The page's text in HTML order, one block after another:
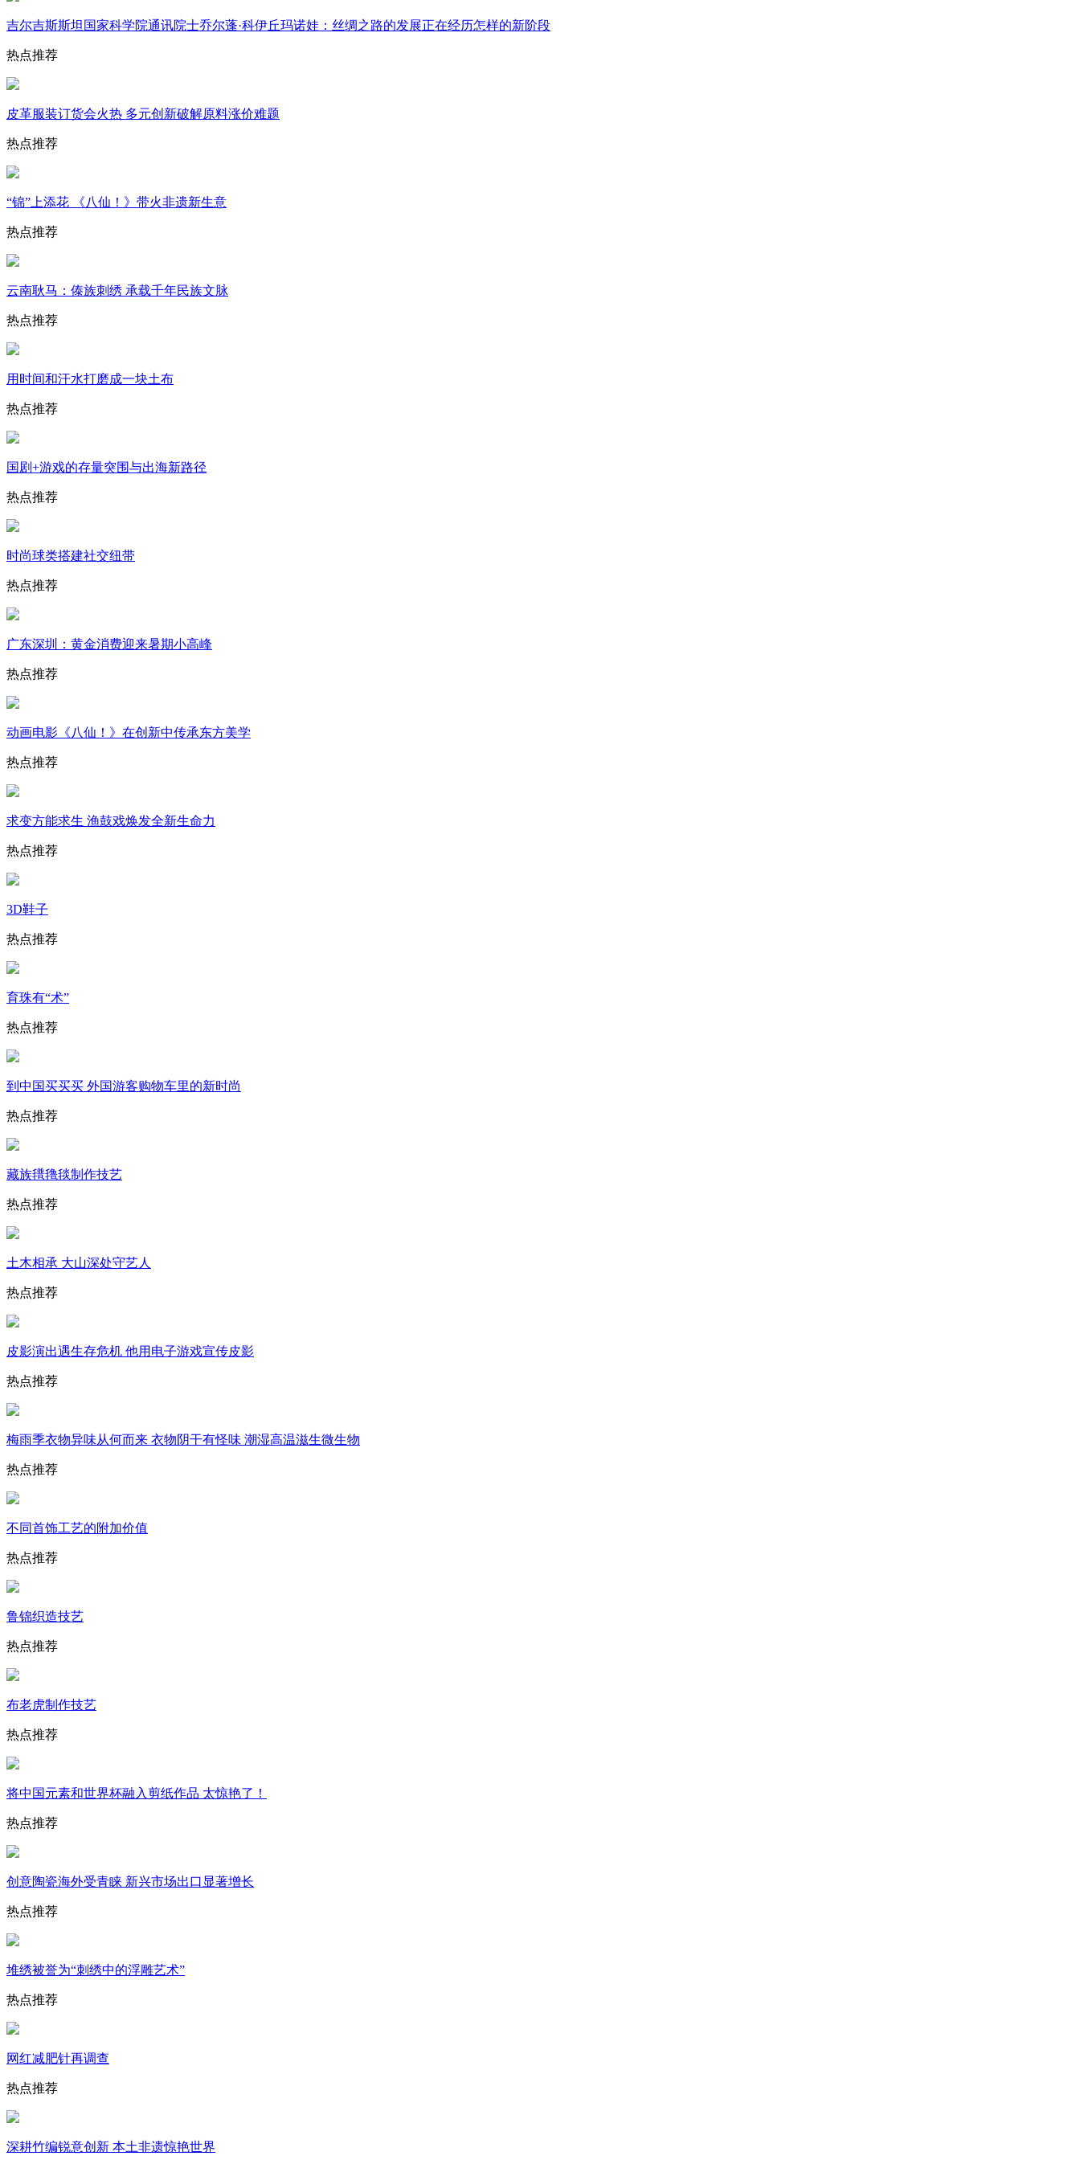
吉尔吉斯斯坦国家科学院通讯院士乔尔蓬·科伊丘玛诺娃：丝绸之路的发展正在经历怎样的新阶段
热点推荐
皮革服装订货会火热 多元创新破解原料涨价难题
热点推荐
“锦”上添花 《八仙！》带火非遗新生意
热点推荐
云南耿马：傣族刺绣 承载千年民族文脉
热点推荐
用时间和汗水打磨成一块土布
热点推荐
国剧+游戏的存量突围与出海新路径
热点推荐
时尚球类搭建社交纽带
热点推荐
广东深圳：黄金消费迎来暑期小高峰
热点推荐
动画电影《八仙！》在创新中传承东方美学
热点推荐
求变方能求生 渔鼓戏焕发全新生命力
热点推荐
3D鞋子
热点推荐
育珠有“术”
热点推荐
到中国买买买 外国游客购物车里的新时尚
热点推荐
藏族氆氇毯制作技艺
热点推荐
土木相承 大山深处守艺人
热点推荐
皮影演出遇生存危机 他用电子游戏宣传皮影
热点推荐
梅雨季衣物异味从何而来 衣物阴干有怪味 潮湿高温滋生微生物
热点推荐
不同首饰工艺的附加价值
热点推荐
鲁锦织造技艺
热点推荐
布老虎制作技艺
热点推荐
将中国元素和世界杯融入剪纸作品 太惊艳了！
热点推荐
创意陶瓷海外受青睐 新兴市场出口显著增长
热点推荐
堆绣被誉为“刺绣中的浮雕艺术”
热点推荐
网红减肥针再调查
热点推荐
深耕竹编锐意创新 本土非遗惊艳世界